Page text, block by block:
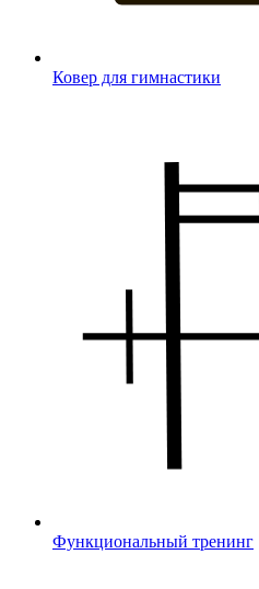
Ковер для гимнастики
Функциональный тренинг